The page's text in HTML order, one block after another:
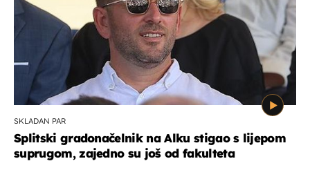
SKLADAN PAR
Splitski gradonačelnik na Alku stigao s lijepom
suprugom, zajedno su još od fakulteta